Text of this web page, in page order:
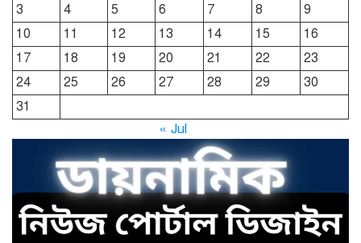
দোয়ারাবাজারে নামে-বেনামে চলছে
খাসজমি দখলের প্রতিযোগিতা : নির্লিপ্ত
প্রশাসন
নিরব
ছাতকে এক স্কুল ছাত্রী পাশবিকতার
শিকার অভিযুক্ত
3
4 5 6 7 8
9
10
11 12 13 14 15
16
17
18 19 20 21 22
23
24
25 26 27 28 29
30
31
« Jul